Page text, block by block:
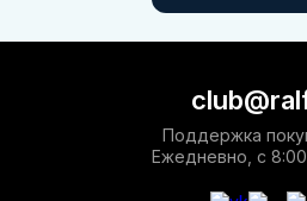
Поддержка
Ежедневно, с